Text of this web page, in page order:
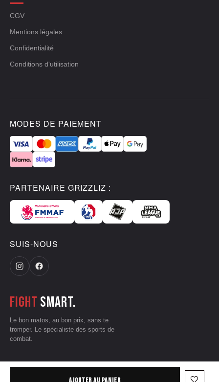
AJOUTER AU PANIER
CGV
Mentions légales
Confidentialité
Conditions d'utilisation
MODES DE PAIEMENT
PARTENAIRE GRIZZLIZ :
SUIS-NOUS
Fight smart.
Le bon matos, au bon prix, sans te
tromper. Le spécialiste des sports de
combat.
Mentions légales•Données personnelles
Conditions d'utilisation